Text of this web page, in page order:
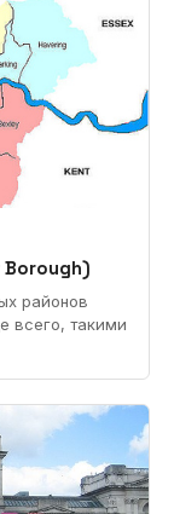
районов
всего, такими